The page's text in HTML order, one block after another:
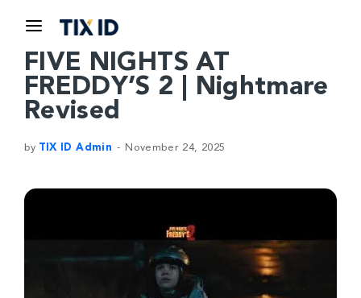
FIVE NIGHTS AT
FREDDY’S 2 | Nightmare
Revised
by TIX ID Admin November 24, 2025